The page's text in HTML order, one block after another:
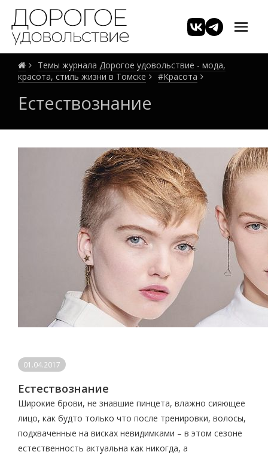
Темы журнала Дорогое удовольствие - мода,
красота, стиль жизни в Томске
#Красота
Естествознание
01.04.2017
Естествознание
Широкие брови, не знавшие пинцета, влажно сияющее
лицо, как будто только что после тренировки, волосы,
подхваченные на висках невидимками – в этом сезоне
естественность актуальна как никогда, а